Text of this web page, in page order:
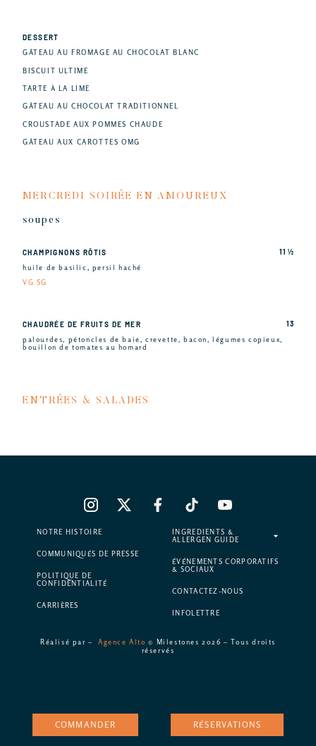
COMMANDER RÉSERVATIONS
DESSERT
GÂTEAU AU FROMAGE AU CHOCOLAT BLANC
BISCUIT ULTIME
TARTE À LA LIME
GÂTEAU AU CHOCOLAT TRADITIONNEL
CROUSTADE AUX POMMES CHAUDE
GÂTEAU AUX CAROTTES OMG
MERCREDI SOIRÉE EN AMOUREUX
soupes
CHAMPIGNONS RÔTIS
huile de basilic, persil haché
VG SG
11 ½
CHAUDRÉE DE FRUITS DE MER
palourdes, pétoncles de baie, crevette, bacon, légumes copieux,
bouillon de tomates au homard
13
ENTRÉES & SALADES
NOTRE HISTOIRE
COMMUNIQUÉS DE PRESSE
POLITIQUE DE
CONFIDENTIALITÉ
CARRIÈRES
INGREDIENTS &
ALLERGEN GUIDE
ÉVÉNEMENTS CORPORATIFS
& SOCIAUX
CONTACTEZ-NOUS
INFOLETTRE
Réalisé par –Agence Alto © Milestones 2026 – Tous droits
réservés